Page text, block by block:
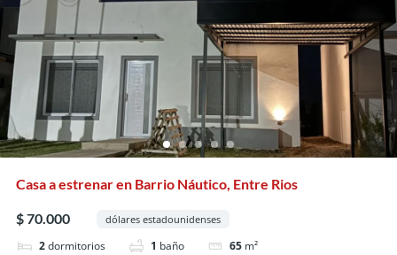
Casa a estrenar en Barrio Náutico, Entre Rios
$ 70.000 dólares estadounidenses
2dormitorios 1 baño 65 m²